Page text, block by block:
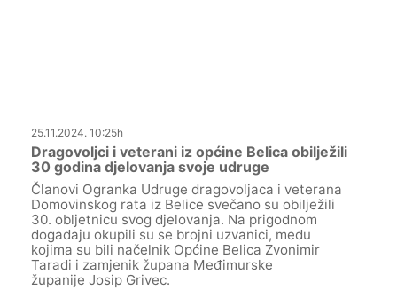
25.11.2024. 10:25h
Dragovoljci i veterani iz općine Belica obilježili
30 godina djelovanja svoje udruge
Članovi Ogranka Udruge dragovoljaca i veterana
Domovinskog rata iz Belice svečano su obilježili
30. obljetnicu svog djelovanja. Na prigodnom
događaju okupili su se brojni uzvanici, među
kojima su bili načelnik Općine Belica Zvonimir
Taradi i zamjenik župana Međimurske
županije Josip Grivec.